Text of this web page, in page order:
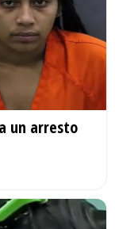
un arresto